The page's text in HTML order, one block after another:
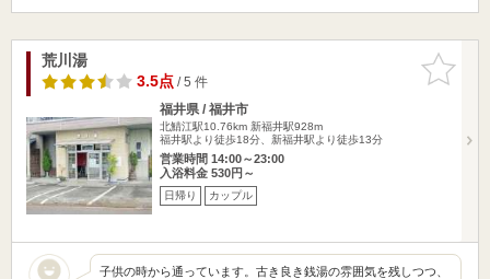
お気に入
りに追加
荒川湯
3.5点/ 5 件
福井県 / 福井市
北鯖江駅10.76km 新福井駅928m
福井駅より徒歩18分、新福井駅より徒歩13分
営業時間 14:00～23:00
入浴料金 530円～
日帰り カップル
子供の時から通っています。古き良き銭湯の雰囲気を残しつつ、